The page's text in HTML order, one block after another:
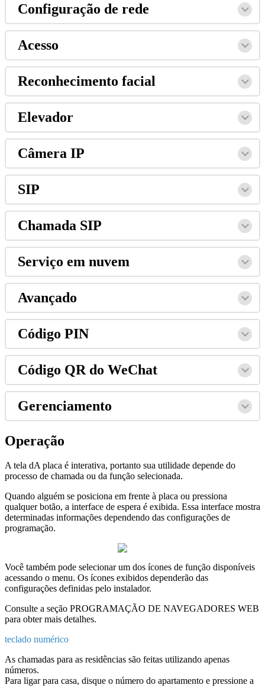
Configuração de rede
Acesso
Reconhecimento facial
Elevador
Câmera IP
SIP
Chamada SIP
Serviço em nuvem
Avançado
Código PIN
Código QR do WeChat
Gerenciamento
Operação
A tela dA placa é interativa, portanto sua utilidade depende do
processo de chamada ou da função selecionada.
Quando alguém se posiciona em frente à placa ou pressiona
qualquer botão, a interface de espera é exibida. Essa interface mostra
determinadas informações dependendo das configurações de
programação.
Você também pode selecionar um dos ícones de função disponíveis
acessando o menu. Os ícones exibidos dependerão das
configurações definidas pelo instalador.
Consulte a seção PROGRAMAÇÃO DE NAVEGADORES WEB
para obter mais detalhes.
teclado numérico
As chamadas para as residências são feitas utilizando apenas
números.
Para ligar para casa, disque o número do apartamento e pressione a